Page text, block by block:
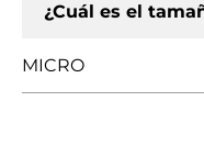
¿Cuál es el
MICRO